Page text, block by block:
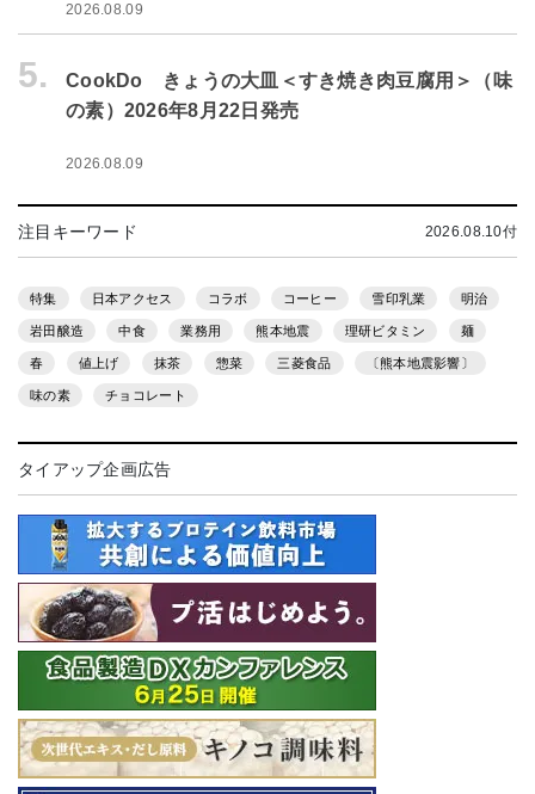
2026.08.09
5.
CookDo きょうの大皿＜すき焼き肉豆腐用＞（味
の素）2026年8月22日発売
2026.08.09
注目キーワード 2026.08.10付
特集 日本アクセス コラボ コーヒー 雪印乳業 明治
岩田醸造 中食 業務用 熊本地震 理研ビタミン 麺
春 値上げ 抹茶 惣菜 三菱食品 〔熊本地震影響〕
味の素 チョコレート
タイアップ企画広告